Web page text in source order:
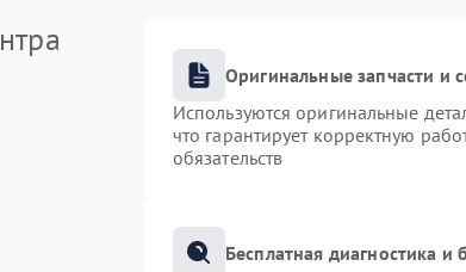
Оригинальные запчасти и
Используются оригинальные
что гарантирует корректную
обязательств
Бесплатная диагностика